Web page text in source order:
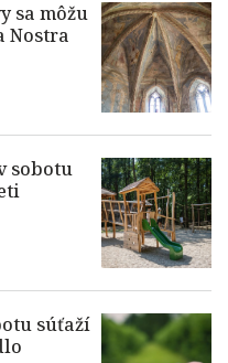
sa môžu
Nostra
sobotu
súťaží